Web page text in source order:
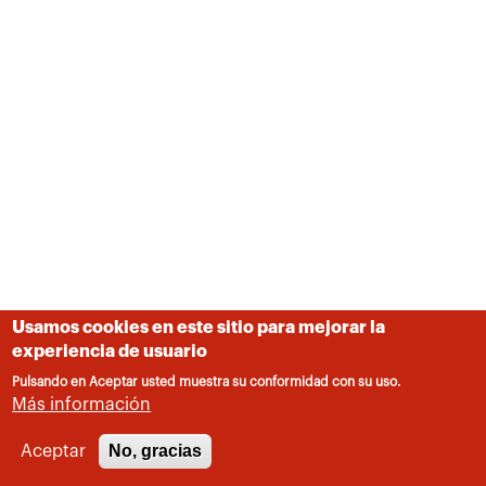
Usamos cookies en este sitio para mejorar la
experiencia de usuario
Pulsando en Aceptar usted muestra su conformidad con su uso.
Más información
Aceptar No, gracias